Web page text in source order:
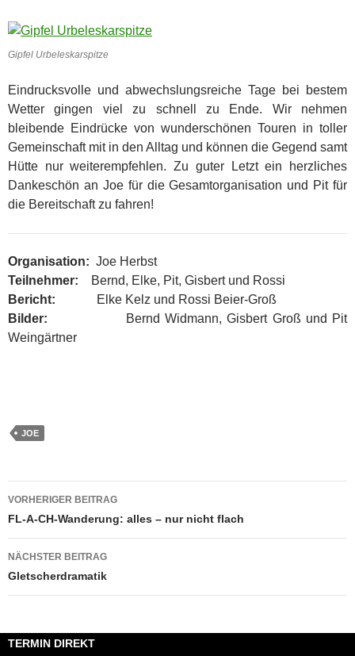
Gipfel Urbeleskarspitze
Eindrucksvolle und abwechslungsreiche Tage bei bestem
Wetter gingen viel zu schnell zu Ende. Wir nehmen
bleibende Eindrücke von wunderschönen Touren in toller
Gemeinschaft mit in den Alltag und können die Gegend samt
Hütte nur weiterempfehlen. Zu guter Letzt ein herzliches
Dankeschön an Joe für die Gesamtorganisation und Pit für
die Bereitschaft zu fahren!
Organisation: Joe Herbst
Teilnehmer:
Bernd, Elke, Pit, Gisbert und Rossi
Bericht:
Elke Kelz und Rossi Beier-Groß
Bilder:
Bernd Widmann, Gisbert Groß und Pit
Weingärtner
JOE
Beitragsnavigation
VORHERIGER BEITRAG
FL-A-CH-Wanderung: alles – nur nicht flach
NÄCHSTER BEITRAG
Gletscherdramatik
TERMIN DIREKT